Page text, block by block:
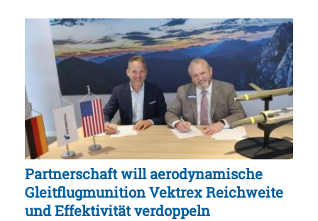
Partnerschaft will aerodynamische
Gleitflugmunition Vektrex Reichweite
und Effektivität verdoppeln